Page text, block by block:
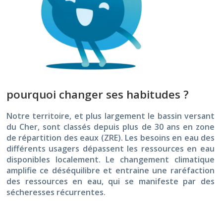
pourquoi changer ses habitudes ?
Notre territoire, et plus largement le bassin versant
du Cher, sont classés depuis plus de 30 ans en zone
de répartition des eaux (ZRE). Les besoins en eau des
différents usagers dépassent les ressources en eau
disponibles localement. Le changement climatique
amplifie ce déséquilibre et entraine une raréfaction
des ressources en eau, qui se manifeste par des
sécheresses récurrentes.